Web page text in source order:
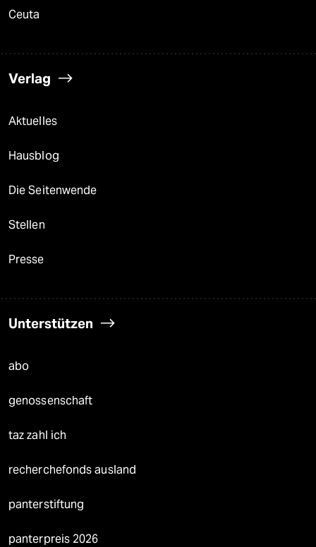
Ceuta
Verlag
Aktuelles
Hausblog
Die Seitenwende
Stellen
Presse
Unterstützen
abo
genossenschaft
taz zahl ich
recherchefonds ausland
panterstiftung
panterpreis 2026